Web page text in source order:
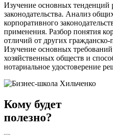
Изучение основных тенденций
законодательства. Анализ
корпоративного
применения. Разбор понятия
отличий от других
Изучение основных
хозяйственных обществ и
нотариальное удостоверение
Кому будет
полезно?